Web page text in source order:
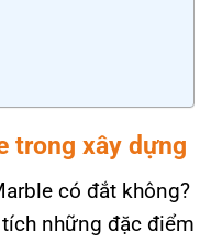
trong xây dựng
có đắt không?
những đặc điểm